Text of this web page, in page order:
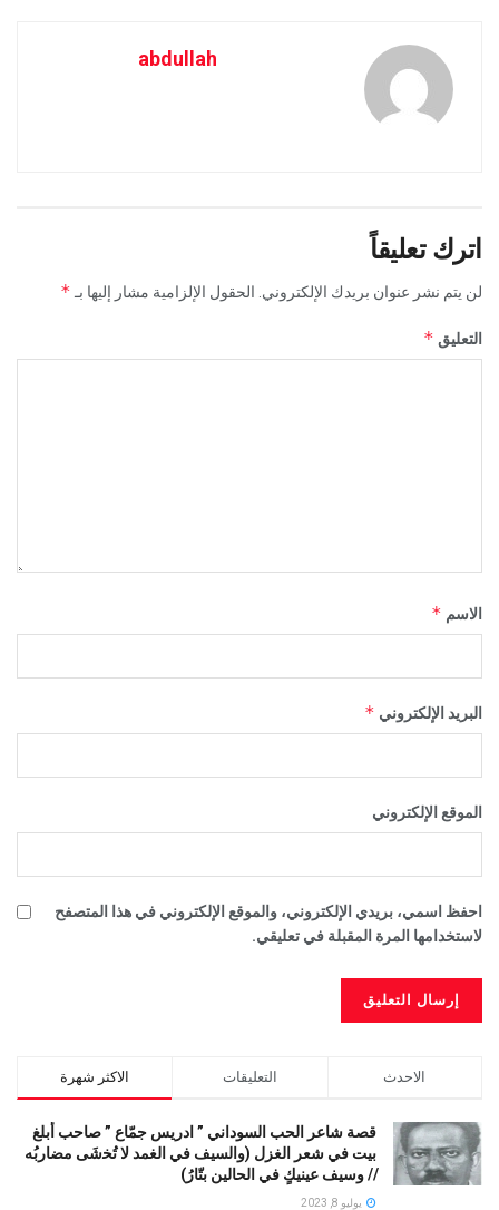
abdullah
اترك تعليقاً
لن يتم نشر عنوان بريدك الإلكتروني. الحقول الإلزامية مشار إليها بـ*
التعليق*
الاسم*
البريد الإلكتروني*
الموقع الإلكتروني
احفظ اسمي، بريدي الإلكتروني، والموقع الإلكتروني في هذا المتصفح
لاستخدامها المرة المقبلة في تعليقي.
الاكثر شهرة التعليقات الاحدث
قصة شاعر الحب السوداني ” ادريس جمّاع ” صاحب أبلغ
بيت في شعر الغزل (وﺍﻟﺴﻴﻒ ﻓﻲ الغمد ﻻ ﺗُﺨشَى مضاربُه
// ﻭﺳﻴﻒ ﻋﻴﻨﻴﻚٍ ﻓﻲ ﺍﻟﺤﺎﻟﻴﻦ ﺑﺘّﺎﺭُ)
يوليو 8, 2023